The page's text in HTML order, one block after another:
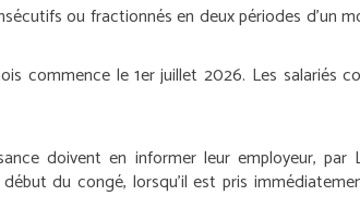
ou fractionnés en deux périodes d’un
commence le 1erjuillet 2026. Les salariés
doivent en informer leur employeur,
du congé, lorsqu’il est pris